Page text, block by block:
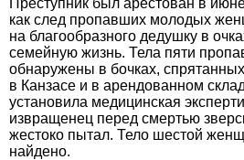
как след пропавших молодых
на благообразного дедушку в
семейную жизнь. Тела пяти
обнаружены в бочках,
в Канзасе и в арендованном
установила медицинская
извращенец перед смертью
жестоко пытал. Тело шестой
найдено.